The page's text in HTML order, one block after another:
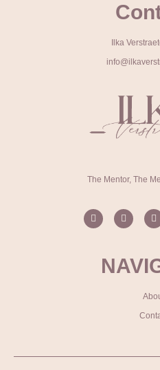
Ilka
The Mentor, The